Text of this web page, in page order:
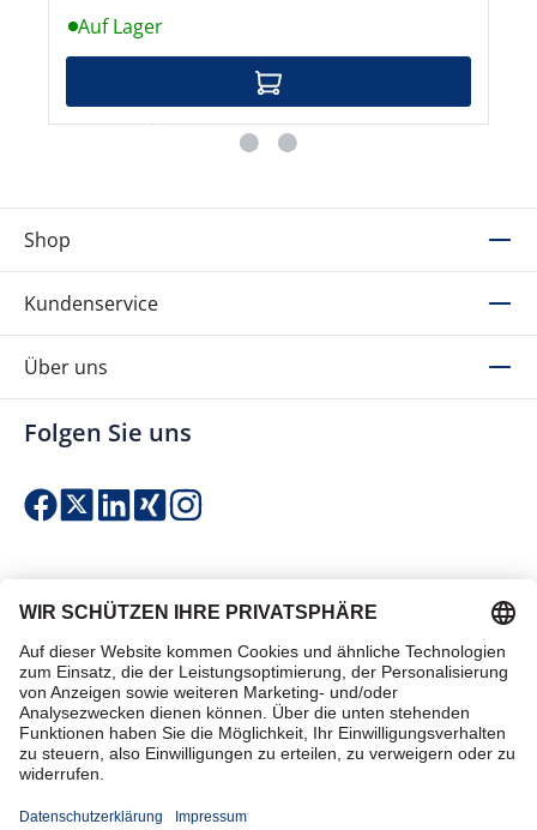
Auf Lager
Shop
Kundenservice
Über uns
Folgen Sie uns
Einfach & sicher bezahlen
Zertifiziert einkaufen